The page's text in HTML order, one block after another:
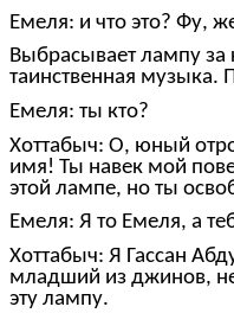
Емеля: и что это? Фу,
Выбрасывает лампу за
таинственная музыка.
Емеля: ты кто?
Хоттабыч: О, юный
имя! Ты навек мой
этой лампе, но ты
Емеля: Я то Емеля, а
Хоттабыч: Я Гассан
младший из джинов,
эту лампу.